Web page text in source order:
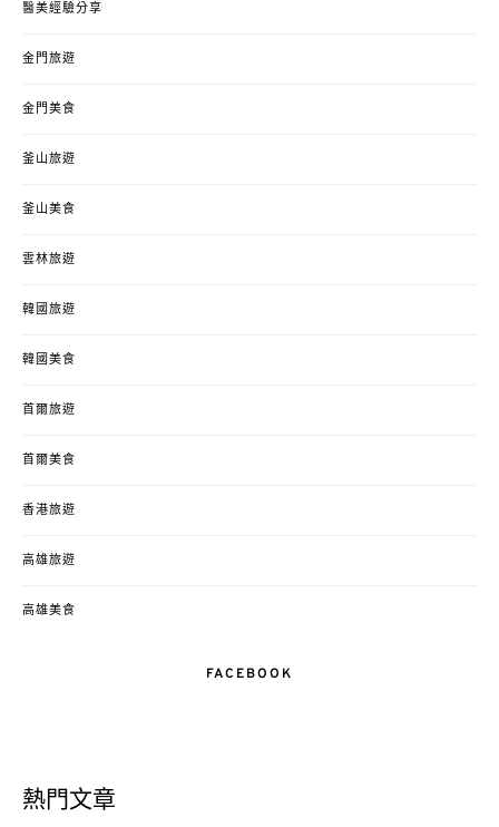
醫美經驗分享
金門旅遊
金門美食
釜山旅遊
釜山美食
雲林旅遊
韓國旅遊
韓國美食
首爾旅遊
首爾美食
香港旅遊
高雄旅遊
高雄美食
FACEBOOK
熱門文章